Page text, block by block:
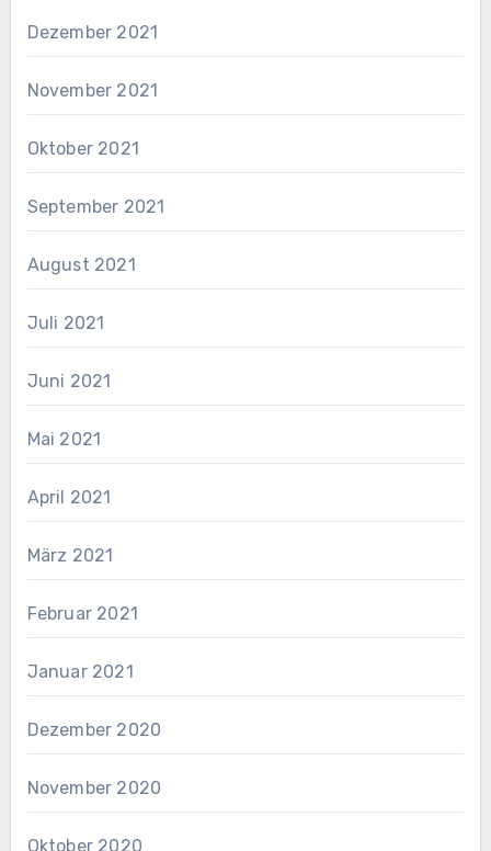
Dezember 2021
November 2021
Oktober 2021
September 2021
August 2021
Juli 2021
Juni 2021
Mai 2021
April 2021
März 2021
Februar 2021
Januar 2021
Dezember 2020
November 2020
Oktober 2020